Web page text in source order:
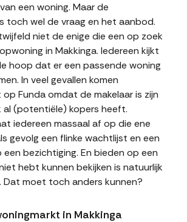
een woning. Maar de
toch wel de vraag en het aanbod.
niet de enige die een op zoek
in Makkinga. Iedereen kijkt
hoop dat er een passende woning
In veel gevallen komen
Funda omdat de makelaar is zijn
al (potentiële) kopers heeft.
iedereen massaal af op die ene
gevolg een flinke wachtlijst en een
een bezichtiging. En bieden op een
hebt kunnen bekijken is natuurlijk
Dat moet toch anders kunnen?
in Makkinga